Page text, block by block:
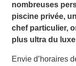
nombreuses
piscine privée,
chef particulier,
plus ultra du
Envie d’horaires